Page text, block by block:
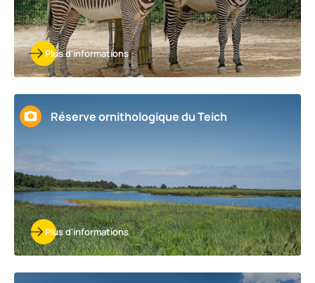
Plus d'informations
Réserve ornithologique du Teich
Plus d'informations